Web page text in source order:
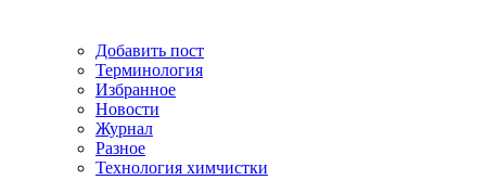
Добавить пост
Терминология
Избранное
Новости
Журнал
Разное
Технология химчистки